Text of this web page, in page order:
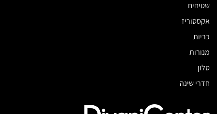
שטיחים
אקססוריז
כריות
מנורות
סלון
חדרי שינה